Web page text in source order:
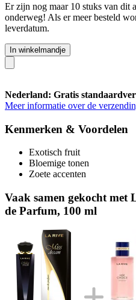
Er zijn nog maar 10 stuks van dit
onderweg! Als er meer besteld
leverdatum.
In winkelmandje
Nederland: Gratis
Meer informatie over de
Kenmerken & Voordelen
Exotisch fruit
Bloemige tonen
Zoete accenten
Vaak samen gekocht
de Parfum, 100 ml